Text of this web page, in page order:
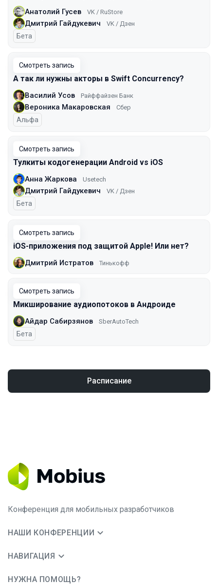
Анатолий Гусев VK / RuStore
Дмитрий Гайдукевич VK / Дзен
Бета
Смотреть запись
А так ли нужны акторы в Swift Concurrency?
Василий Усов Райффайзен Банк
Вероника Макаровская Сбер
Альфа
Смотреть запись
Тулкиты кодогенерации Android vs iOS
Анна Жаркова Usetech
Дмитрий Гайдукевич VK / Дзен
Бета
Смотреть запись
iOS-приложения под защитой Apple! Или нет?
Дмитрий Истратов Тинькофф
Смотреть запись
Микширование аудиопотоков в Андроиде
Айдар Сабирзянов SberAutoTech
Бета
Расписание
Конференция для мобильных разработчиков
НАШИ КОНФЕРЕНЦИИ
НАВИГАЦИЯ
НУЖНА ПОМОЩЬ?